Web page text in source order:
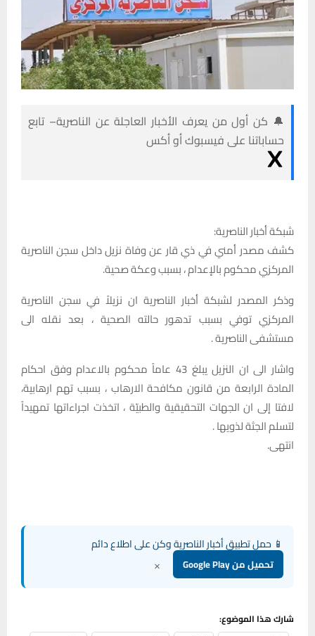
🔔 كن أول من يعرف الأخبار العاجلة عن الناصرية– تابع
حساباتنا على فيسبوك أو أكس
شبكة أخبار الناصرية:
كشف مصدر أمني في ذي قار عن وفاة نزيل داخل سجن الناصرية
المركزي محكوم بالإعدام ، بسبب وعكة صحية.
وذكر المصدر لشبكة أخبار الناصرية ان نزيلاً في سجن الناصرية
المركزي توفي بسبب تدهور حالته الصحية ، بعد نقله الى
مستشفى الناصرية .
واشار الى ان النزيل يبلغ 43 عاماً محكوم بالاعدام وفق احكام
المادة الرابعة من قانون مكافحة الارهاب ، بسبب تهم ارهابية،
لافتا إلى ان الجهات التحقيقية والطبيّة ، اتخذت اجراءاتها تمهيداً
لتسلم الجثة لذويها .
انتهى.
📱 حمل تطبيق أخبار الناصرية وكن على اطلاع دائم
تحميل من Google Play ×
شارك هذا الموضوع: